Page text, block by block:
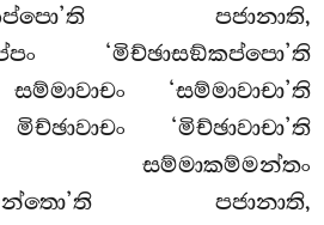
පජානාති,
‘මිච්ඡාසඞ්කප්පො’ති
‘සම්මාවාචා’ති
‘මිච්ඡාවාචා’ති
සම්මාකම්මන්තං
පජානාති,